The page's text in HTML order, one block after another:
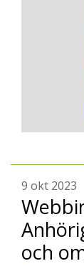
9 okt 2023
och